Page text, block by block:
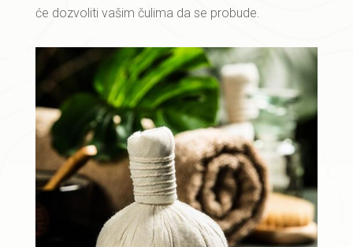
će dozvoliti vašim čulima da se probude.